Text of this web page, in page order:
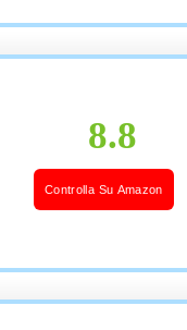
8.8
Controlla Su Amazon